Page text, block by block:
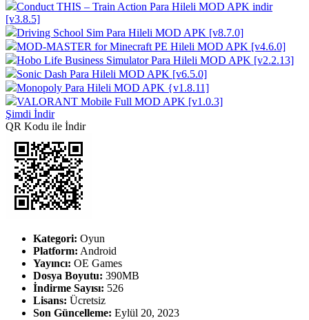
Conduct THIS – Train Action Para Hileli MOD APK indir
[v3.8.5]
Driving School Sim Para Hileli MOD APK [v8.7.0]
MOD-MASTER for Minecraft PE Hileli MOD APK [v4.6.0]
Hobo Life Business Simulator Para Hileli MOD APK [v2.2.13]
Sonic Dash Para Hileli MOD APK [v6.5.0]
Monopoly Para Hileli MOD APK {v1.8.11]
VALORANT Mobile Full MOD APK [v1.0.3]
Şimdi İndir
QR Kodu ile İndir
Kategori: Oyun
Platform: Android
Yayıncı: OE Games
Dosya Boyutu: 390MB
İndirme Sayısı: 526
Lisans: Ücretsiz
Son Güncelleme: Eylül 20, 2023